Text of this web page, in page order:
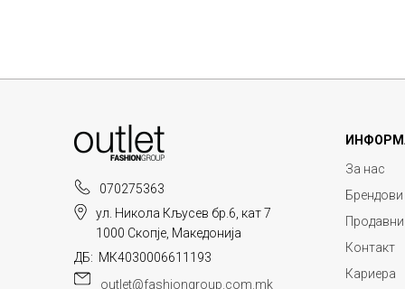
070275363
ул. Никола Кљусев бр.6, кат 7
1000 Скопје, Македонија
ДБ: МК4030006611193
outlet@fashiongroup.com.mk
За нас
Брендови
Контакт
Кариера